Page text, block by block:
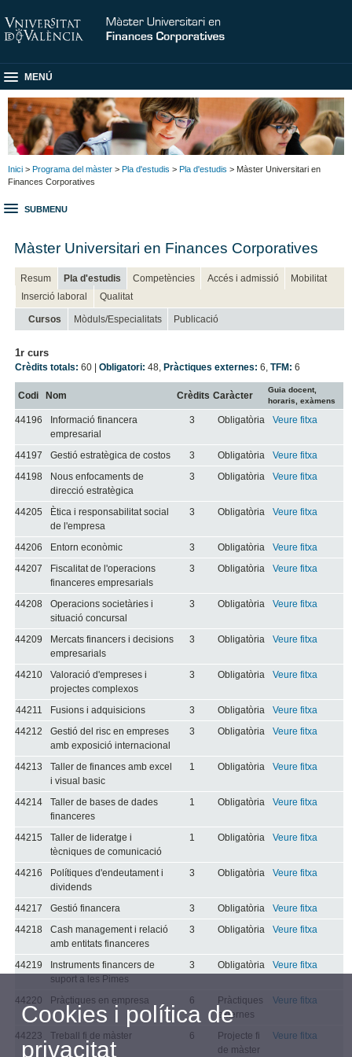
MENÚ
Inici > Programa del màster > Pla d'estudis > Pla d'estudis > Màster Universitari en
Finances Corporatives
SUBMENU
Màster Universitari en Finances Corporatives
Resum Pla d'estudis Competències Accés i admissió
Mobilitat
Inserció laboral
Qualitat
Cursos Mòduls/Especialitats Publicació
1r curs
Crèdits totals: 60 |Obligatori: 48, Pràctiques externes: 6,TFM: 6
Codi Nom Crèdits Caràcter
Guia docent,
horaris, exàmens
44196
Informació financera
empresarial
3 Obligatòria Veure fitxa
44197 Gestió estratègica de costos 3 Obligatòria
Veure fitxa
44198
Nous enfocaments de
direcció estratègica
3 Obligatòria Veure fitxa
44205
Ètica i responsabilitat social
de l'empresa
3 Obligatòria Veure fitxa
44206 Entorn econòmic 3 Obligatòria
Veure fitxa
44207
Fiscalitat de l'operacions
financeres empresarials
3 Obligatòria Veure fitxa
44208
Operacions societàries i
situació concursal
3 Obligatòria Veure fitxa
44209
Mercats financers i decisions
empresarials
3 Obligatòria Veure fitxa
44210
Valoració d'empreses i
projectes complexos
3 Obligatòria Veure fitxa
44211 Fusions i adquisicions 3 Obligatòria
Veure fitxa
44212
Gestió del risc en empreses
amb exposició internacional
3 Obligatòria Veure fitxa
44213
Taller de finances amb excel
i visual basic
1 Obligatòria Veure fitxa
44214
Taller de bases de dades
financeres
1 Obligatòria Veure fitxa
44215
Taller de lideratge i
tècniques de comunicació
1 Obligatòria Veure fitxa
44216
Polítiques d'endeutament i
dividends
3 Obligatòria Veure fitxa
44217 Gestió financera 3 Obligatòria
Veure fitxa
44218
Cash management i relació
amb entitats financeres
3 Obligatòria Veure fitxa
44219
Instruments financers de
suport a les Pimes
3 Obligatòria Veure fitxa
44220 Pràctiques en empresa 6
Pràctiques
externes
Veure fitxa
44223 Treball fi de màster 6
Projecte fi
de màster
Veure fitxa
Cookies i política de
privacitat